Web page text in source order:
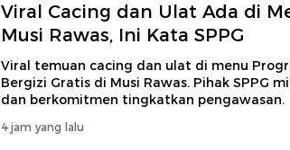
Viral Cacing dan Ulat Ada di
Musi Rawas, Ini Kata SPPG
Viral temuan cacing dan ulat di menu
Bergizi Gratis di Musi Rawas. Pihak SPPG
dan berkomitmen tingkatkan pengawasan.
4 jam yang lalu